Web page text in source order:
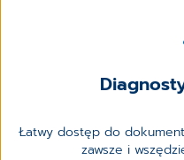
Łatwy dostęp do
zawsze i